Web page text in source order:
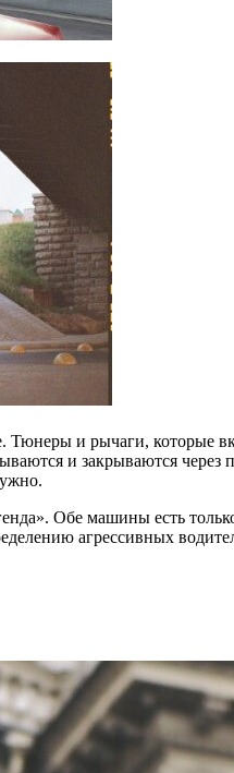
и рычаги, которые
и закрываются
Обе машины есть
агрессивных